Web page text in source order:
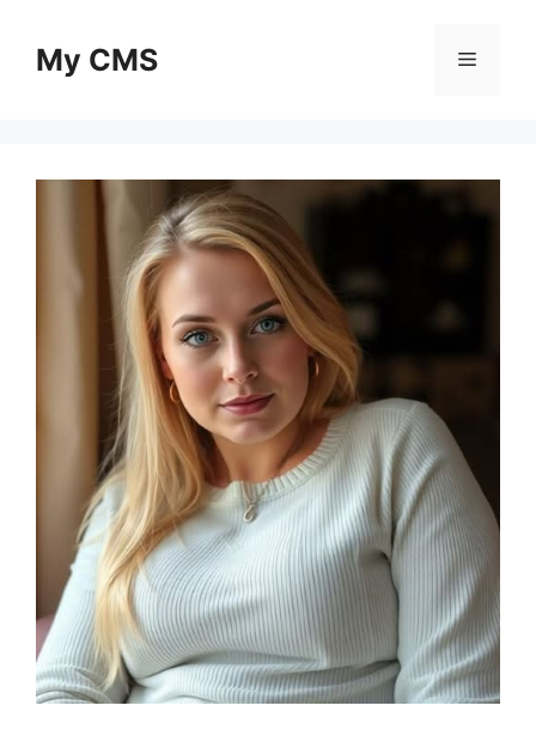
contentMy CMS Menu